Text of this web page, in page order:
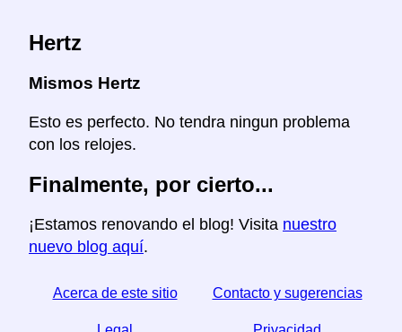
Hertz
Mismos Hertz
Esto es perfecto. No tendra ningun problema
con los relojes.
Finalmente, por cierto...
¡Estamos renovando el blog! Visita nuestro
nuevo blog aquí.
Acerca de este sitio Contacto y sugerencias